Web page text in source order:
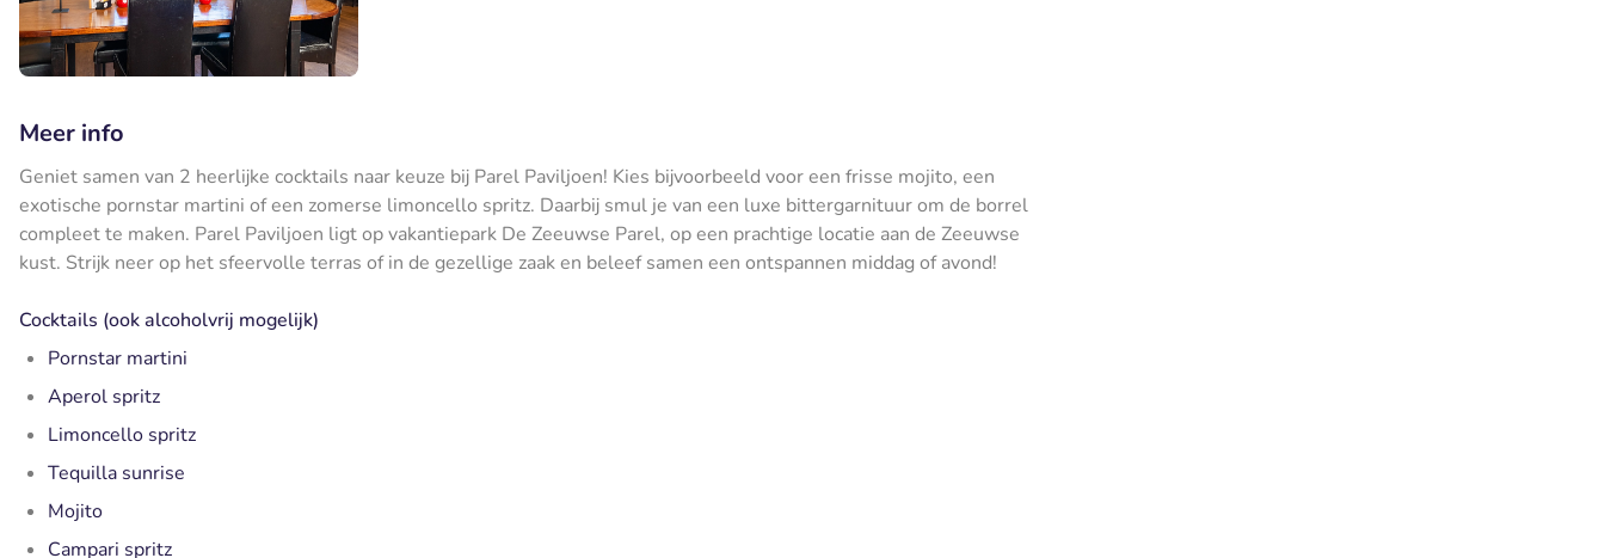
Meer info
Geniet samen van 2 heerlijke cocktails naar keuze bij Parel Paviljoen! Kies bijvoorbeeld voor een frisse mojito, een
exotische pornstar martini of een zomerse limoncello spritz. Daarbij smul je van een luxe bittergarnituur om de borrel
compleet te maken. Parel Paviljoen ligt op vakantiepark De Zeeuwse Parel, op een prachtige locatie aan de Zeeuwse
kust. Strijk neer op het sfeervolle terras of in de gezellige zaak en beleef samen een ontspannen middag of avond!
Cocktails (ook alcoholvrij mogelijk)
Pornstar martini
Aperol spritz
Limoncello spritz
Tequilla sunrise
Mojito
Campari spritz